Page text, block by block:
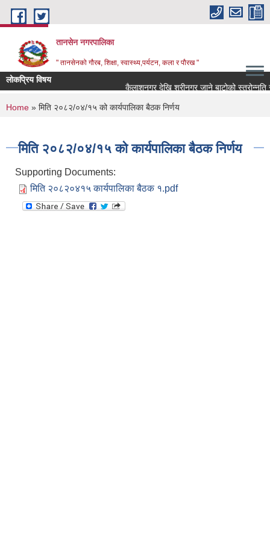
Skip to main content
तानसेन नगरपालिका
" तानसेनको गौरब, शिक्षा, स्वास्थ्य,पर्यटन, कला र पौरख "
लोकप्रिय विषय
You are here
Home » मिति २०८२/०४/१५ को कार्यपालिका बैठक निर्णय
मिति २०८२/०४/१५ को कार्यपालिका बैठक निर्णय
Supporting Documents:
मिति २०८२०४१५ कार्यपालिका बैठक १.pdf